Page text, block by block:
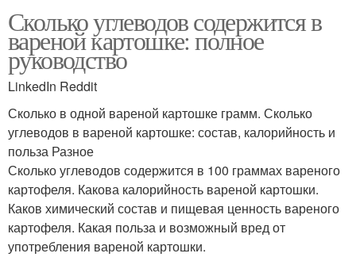
Сколько углеводов содержится в
вареной картошке: полное
руководство
LinkedIn Reddit
Сколько в одной вареной картошке грамм. Сколько
углеводов в вареной картошке: состав, калорийность и
польза Разное
Сколько углеводов содержится в 100 граммах вареного
картофеля. Какова калорийность вареной картошки.
Каков химический состав и пищевая ценность вареного
картофеля. Какая польза и возможный вред от
употребления вареной картошки.